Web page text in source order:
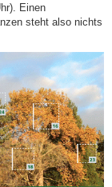
Einen
steht also nichts